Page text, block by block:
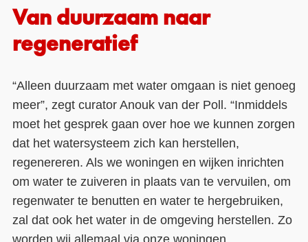
Van duurzaam naar
regeneratief
“Alleen duurzaam met water omgaan is niet genoeg
meer”, zegt curator Anouk van der Poll. “Inmiddels
moet het gesprek gaan over hoe we kunnen zorgen
dat het watersysteem zich kan herstellen,
regenereren. Als we woningen en wijken inrichten
om water te zuiveren in plaats van te vervuilen, om
regenwater te benutten en water te hergebruiken,
zal dat ook het water in de omgeving herstellen. Zo
worden wij allemaal via onze woningen